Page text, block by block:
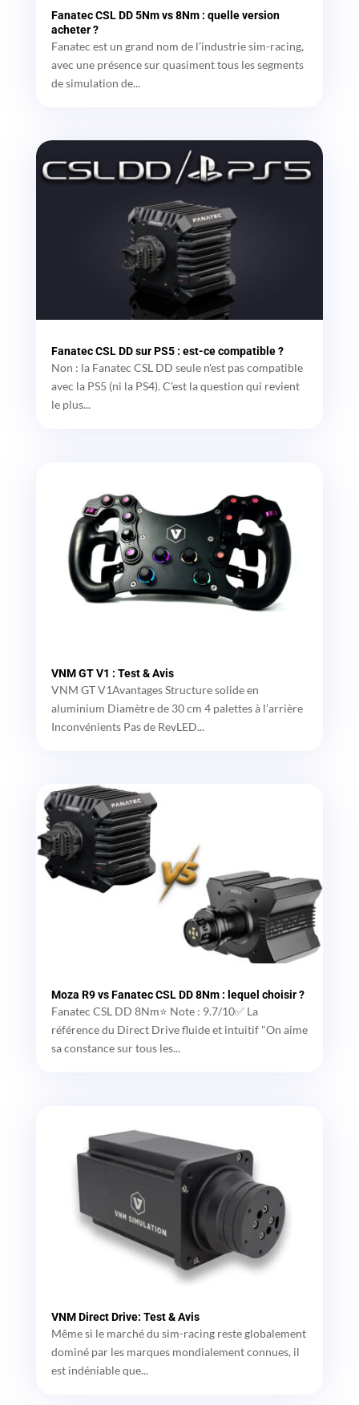
Fanatec CSL DD 5Nm vs 8Nm : quelle version
acheter ?
Fanatec est un grand nom de l’industrie sim-racing,
avec une présence sur quasiment tous les segments
de simulation de...
Fanatec CSL DD sur PS5 : est-ce compatible ?
Non : la Fanatec CSL DD seule n'est pas compatible
avec la PS5 (ni la PS4). C'est la question qui revient
le plus...
VNM GT V1 : Test & Avis
VNM GT V1Avantages Structure solide en
aluminium Diamètre de 30 cm 4 palettes à l’arrière
Inconvénients Pas de RevLED...
Moza R9 vs Fanatec CSL DD 8Nm : lequel choisir ?
Fanatec CSL DD 8Nm⭐ Note : 9.7/10✅ La
référence du Direct Drive fluide et intuitif "On aime
sa constance sur tous les...
VNM Direct Drive: Test & Avis
Même si le marché du sim-racing reste globalement
dominé par les marques mondialement connues, il
est indéniable que...